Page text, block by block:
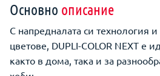
Основно описание
С напредналата си технология
цветове, DUPLI-COLOR NEXT е
както в дома, така и за